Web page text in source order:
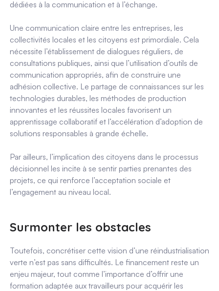
dédiées à la communication et à l’échange.
Une communication claire entre les entreprises, les
collectivités locales et les citoyens est primordiale. Cela
nécessite l’établissement de dialogues réguliers, de
consultations publiques, ainsi que l’utilisation d’outils de
communication appropriés, afin de construire une
adhésion collective. Le partage de connaissances sur les
technologies durables, les méthodes de production
innovantes et les réussites locales favorisent un
apprentissage collaboratif et l’accélération d’adoption de
solutions responsables à grande échelle.
Par ailleurs, l’implication des citoyens dans le processus
décisionnel les incite à se sentir parties prenantes des
projets, ce qui renforce l’acceptation sociale et
l’engagement au niveau local.
Surmonter les obstacles
Toutefois, concrétiser cette vision d’une réindustrialisation
verte n’est pas sans difficultés. Le financement reste un
enjeu majeur, tout comme l’importance d’offrir une
formation adaptée aux travailleurs pour acquérir les